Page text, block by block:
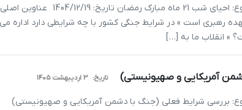
یا انیس متن سخنرانی سید محمد انجوی نژاد موضوع: احیای شب 21 ماه مبارک رمضان تاریخ: 1404/12/19 عناوین اصلی
» انقلاب ما به […]
تاریخ: 3 اردیبهشت 1405
بررسی شرایط فعلی (جنگ با دشمن آمریکایی و صهیونیستی)